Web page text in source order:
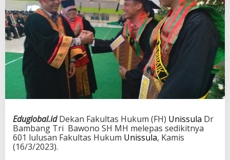
Eduglobal.idDekan Fakultas Hukum (FH) Unissula Dr
Bambang Tri Bawono SH MH melepas sedikitnya
601 lulusan Fakultas Hukum Unissula, Kamis
(16/3/2023).